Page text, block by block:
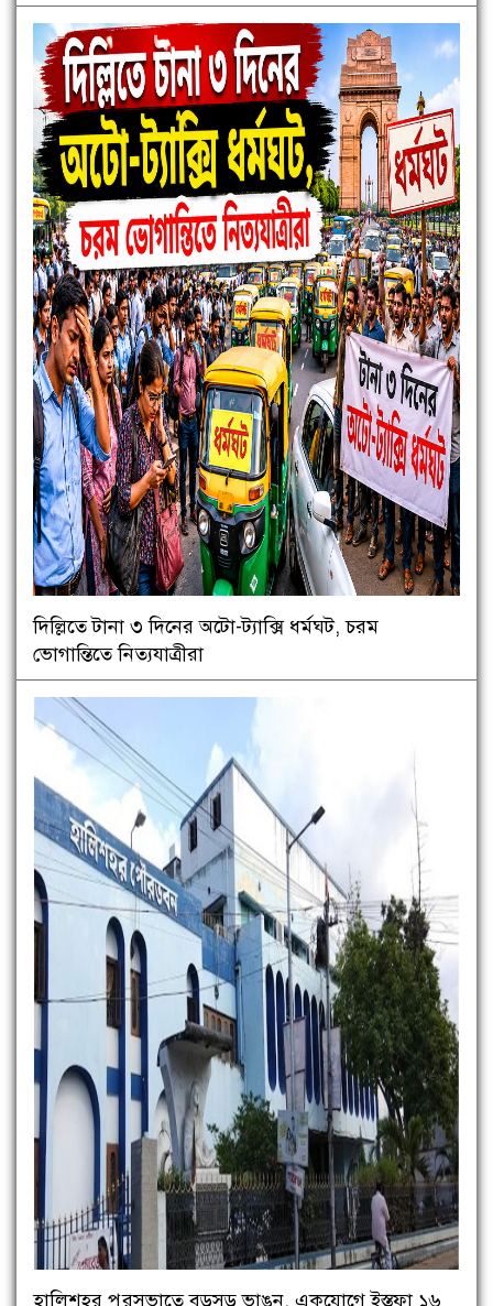
দিল্লিতে টানা ৩ দিনের অটো-ট্যাক্সি ধর্মঘট, চরম
ভোগান্তিতে নিত্যযাত্রীরা
হালিশহর পুরসভাতে বড়সড় ভাঙন, একযোগে ইস্তফা ১৬